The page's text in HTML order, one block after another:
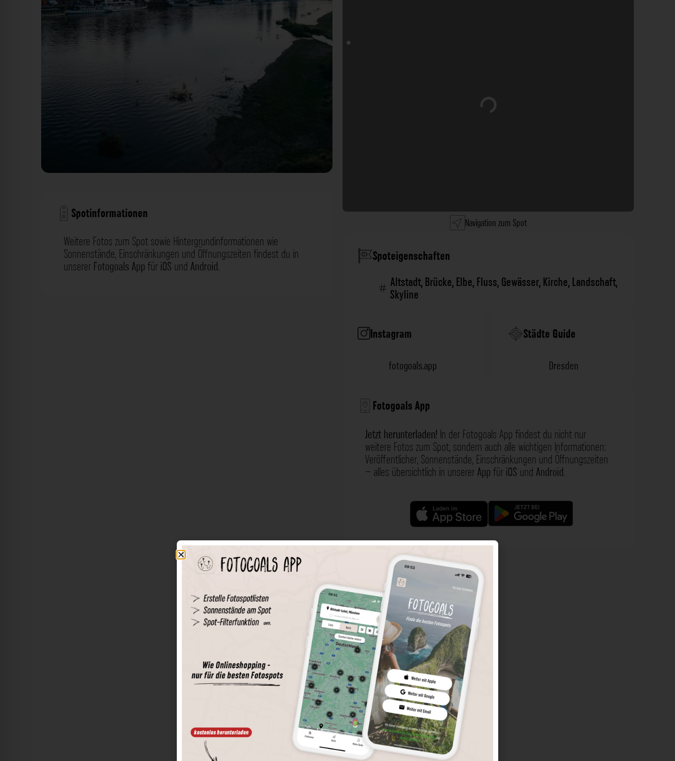
Spotinformationen
Weitere Fotos zum Spot sowie Hintergrundinformationen wie
Sonnenstände, Einschränkungen und Öffnungszeiten findest du in
unsererFotogoals AppfüriOS undAndroid.
Wird geladen …
Navigation zum Spot
Spoteigenschaften
Altstadt,Brücke,Elbe,Fluss,Gewässer,Kirche,Landschaft,
Skyline
Instagram
fotogoals.app
Städte Guide
Dresden
Fotogoals App
Jetzt herunterladen! In der Fotogoals App findest du nicht nur
weitere Fotos zum Spot, sondern auch alle wichtigen Informationen:
Veröffentlicher, Sonnenstände, Einschränkungen und Öffnungszeiten
– alles übersichtlich in unsererAppfüriOS undAndroid.